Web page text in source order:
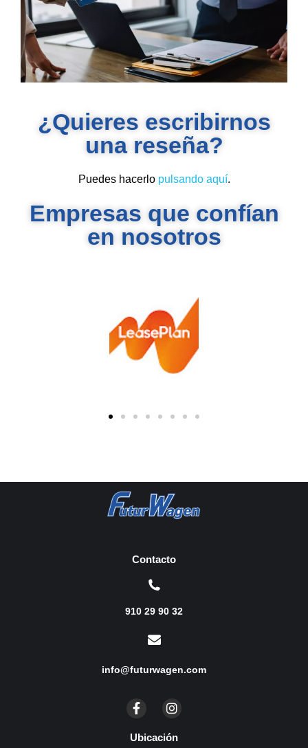
¿Quieres escribirnos
una reseña?
Puedes hacerlo pulsando aquí.
Empresas que confían
en nosotros
Contacto
910 29 90 32
info@futurwagen.com
Ubicación